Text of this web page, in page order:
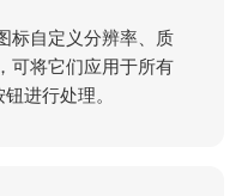
标自定义分辨率、质
可将它们应用于所有
进行处理。